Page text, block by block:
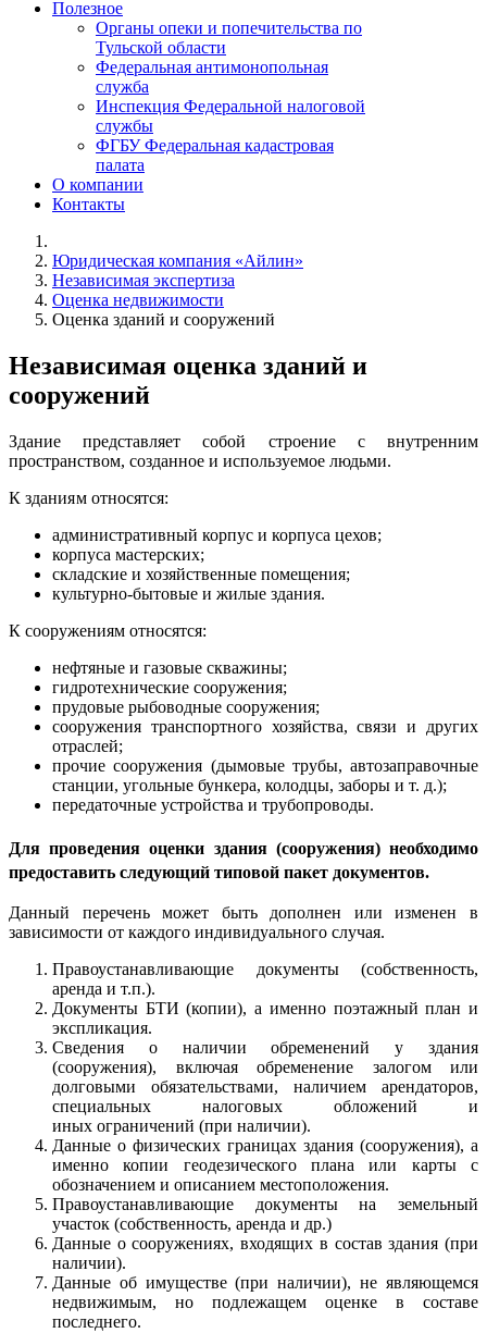
Полезное
Органы опеки и попечительства по
Тульской области
Федеральная антимонопольная
служба
Инспекция Федеральной налоговой
службы
ФГБУ Федеральная кадастровая
палата
О компании
Контакты
Юридическая компания «Айлин»
Независимая экспертиза
Оценка недвижимости
Оценка зданий и сооружений
Независимая оценка зданий и
сооружений
Здание представляет собой строение с внутренним
пространством, созданное и используемое людьми.
К зданиям относятся:
административный корпус и корпуса цехов;
корпуса мастерских;
складские и хозяйственные помещения;
культурно-бытовые и жилые здания.
К сооружениям относятся:
нефтяные и газовые скважины;
гидротехнические сооружения;
прудовые рыбоводные сооружения;
сооружения транспортного хозяйства, связи и других
отраслей;
прочие сооружения (дымовые трубы, автозаправочные
станции, угольные бункера, колодцы, заборы и т. д.);
передаточные устройства и трубопроводы.
Для проведения оценки здания (сооружения) необходимо
предоставить следующий типовой пакет документов.
Данный перечень может быть дополнен или изменен в
зависимости от каждого индивидуального случая.
Правоустанавливающие документы (собственность,
аренда и т.п.).
Документы БТИ (копии), а именно поэтажный план и
экспликация.
Сведения о наличии обременений у здания
(сооружения), включая обременение залогом или
долговыми обязательствами, наличием арендаторов,
специальных налоговых обложений и
иных ограничений (при наличии).
Данные о физических границах здания (сооружения), а
именно копии геодезического плана или карты с
обозначением и описанием местоположения.
Правоустанавливающие документы на земельный
участок (собственность, аренда и др.)
Данные о сооружениях, входящих в состав здания (при
наличии).
Данные об имуществе (при наличии), не являющемся
недвижимым, но подлежащем оценке в составе
последнего.